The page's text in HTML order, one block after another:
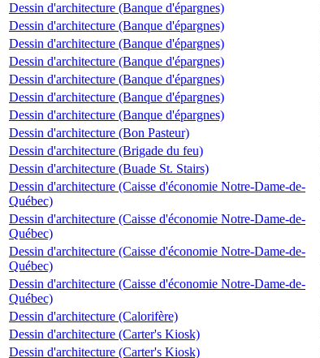
Dessin d'architecture (Banque d'épargnes)
Dessin d'architecture (Banque d'épargnes)
Dessin d'architecture (Banque d'épargnes)
Dessin d'architecture (Banque d'épargnes)
Dessin d'architecture (Banque d'épargnes)
Dessin d'architecture (Banque d'épargnes)
Dessin d'architecture (Banque d'épargnes)
Dessin d'architecture (Bon Pasteur)
Dessin d'architecture (Brigade du feu)
Dessin d'architecture (Buade St. Stairs)
Dessin d'architecture (Caisse d'économie Notre-Dame-de-
Québec)
Dessin d'architecture (Caisse d'économie Notre-Dame-de-
Québec)
Dessin d'architecture (Caisse d'économie Notre-Dame-de-
Québec)
Dessin d'architecture (Caisse d'économie Notre-Dame-de-
Québec)
Dessin d'architecture (Calorifère)
Dessin d'architecture (Carter's Kiosk)
Dessin d'architecture (Carter's Kiosk)